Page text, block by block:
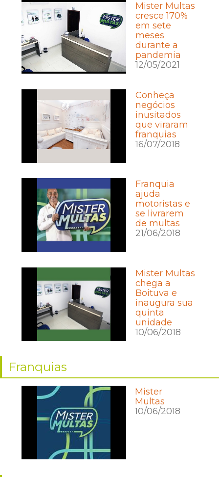
Mister Multas
cresce 170%
em sete
meses
durante a
pandemia
12/05/2021
Conheça
negócios
inusitados
que viraram
franquias
16/07/2018
Franquia
ajuda
motoristas e
se livrarem
de multas
21/06/2018
Mister Multas
chega a
Boituva e
inaugura sua
quinta
unidade
10/06/2018
Franquias
Mister
Multas
10/06/2018